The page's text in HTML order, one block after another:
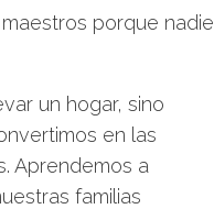
porque nadie
un hogar, sino
en las
Aprendemos a
familias